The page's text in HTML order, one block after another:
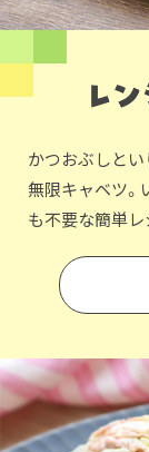
かつおぶしと
無限キャベツ
も不要な簡単レ